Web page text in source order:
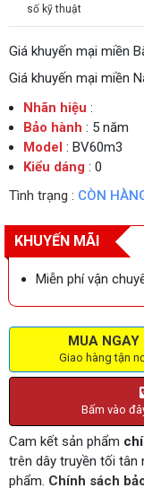
số kỹ thuật
Giá khuyến mại miền
Giá khuyến mại miền
Nhãn hiệu :
Bảo hành : 5 năm
Model : BV60m3
Kiểu dáng : 0
Tình trạng : CÒN
KHUYẾN MÃI
Miễn phí vận
MUA NGAY
Giao hàng tận
Bấm vào
Cam kết sản phẩm
trên dây truyền tối tân
phẩm. Chính sách